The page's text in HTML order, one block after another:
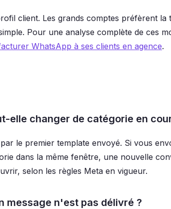
client. Les grands comptes préfèrent la
Pour une analyse complète de ces
WhatsApp à ses clients en agence.
elle changer de catégorie en
le premier template envoyé. Si vous
dans la même fenêtre, une nouvelle
selon les règles Meta en vigueur.
message n'est pas délivré ?